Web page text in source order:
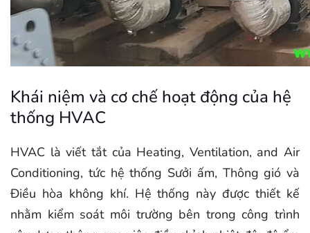
Khái niệm và cơ chế hoạt động của hệ
thống HVAC
HVAC là viết tắt của Heating, Ventilation, and Air
Conditioning, tức hệ thống Sưởi ấm, Thông gió và
Điều hòa không khí. Hệ thống này được thiết kế
nhằm kiểm soát môi trường bên trong công trình